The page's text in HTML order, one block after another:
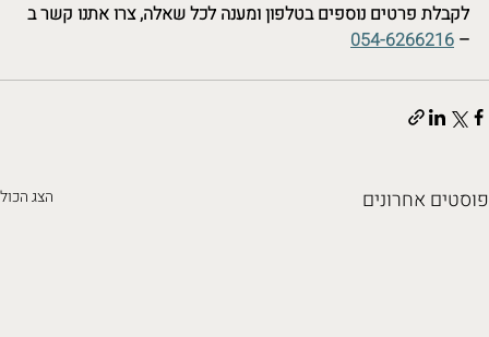
לקבלת פרטים נוספים בטלפון ומענה לכל שאלה, צרו אתנו קשר ב
–
054-6266216
פוסטים אחרונים הצג הכול